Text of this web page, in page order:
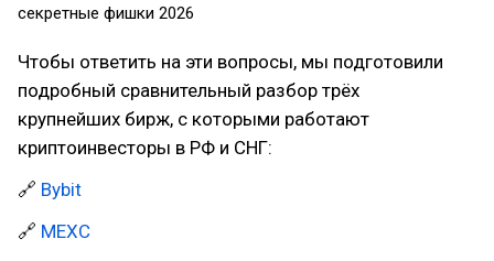
секретные фишки 2026
Чтобы ответить на эти вопросы, мы подготовили
подробный сравнительный разбор трёх
крупнейших бирж, с которыми работают
криптоинвесторы в РФ и СНГ:
🔗 Bybit
🔗 MEXC